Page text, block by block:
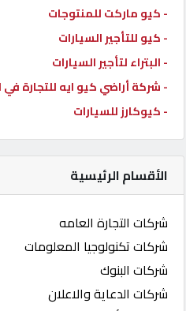
- كيو ماركت للمنتوجات
- كيو للتأجير السيارات
- البتراء لتأجير السيارات
- شركة أراضي كيو ايه للتجارة في
- كيوكارز للسيارات
الأقسام الرئيسية
شركات التجارة العامه
شركات تكنولوجيا المعلومات
شركات البنوك
شركات الدعاية والاعلان